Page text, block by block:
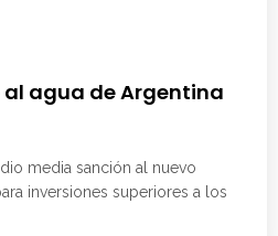
al agua de Argentina
media sanción al nuevo
inversiones superiores a los